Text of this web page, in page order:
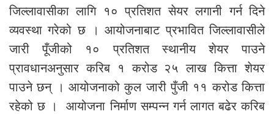
जिल्लावासीका लागि १० प्रतिशत सेयर लगानी गर्न दिने
व्यवस्था गरेको छ । आयोजनाबाट प्रभावित जिल्लावासीले
जारी पूँजीको १० प्रतिशत स्थानीय शेयर पाउने
प्रावधानअनुसार करिब १ करोड २५ लाख कित्ता शेयर
पाउने छन् । आयोजनाको कुल जारी पुँजी ११ करोड कित्ता
रहेको छ । आयोजना निर्माण सम्पन्न गर्न लागत बढेर करिब